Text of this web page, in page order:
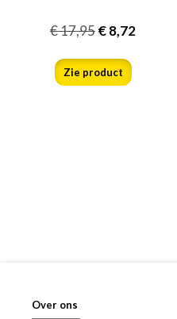
€17,95€8,72
Zie product
Over ons